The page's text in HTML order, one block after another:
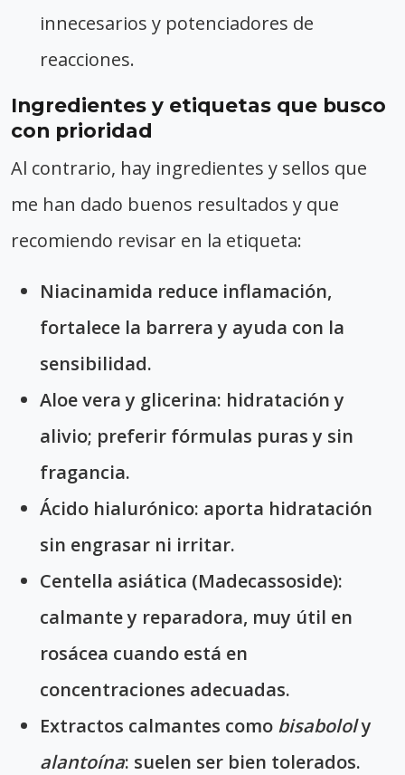
innecesarios y potenciadores de
reacciones.
Ingredientes y etiquetas que busco
con prioridad
Al contrario, hay ingredientes y sellos que
me han dado buenos resultados y que
recomiendo revisar en la etiqueta:
Niacinamida reduce inflamación,
fortalece la barrera y ayuda con la
sensibilidad.
Aloe veray glicerina: hidratación y
alivio; preferir fórmulas puras y sin
fragancia.
Ácido hialurónico: aporta hidratación
sin engrasar ni irritar.
Centella asiática (Madecassoside):
calmante y reparadora, muy útil en
rosácea cuando está en
concentraciones adecuadas.
Extractos calmantes como bisabololy
alantoína: suelen ser bien tolerados.